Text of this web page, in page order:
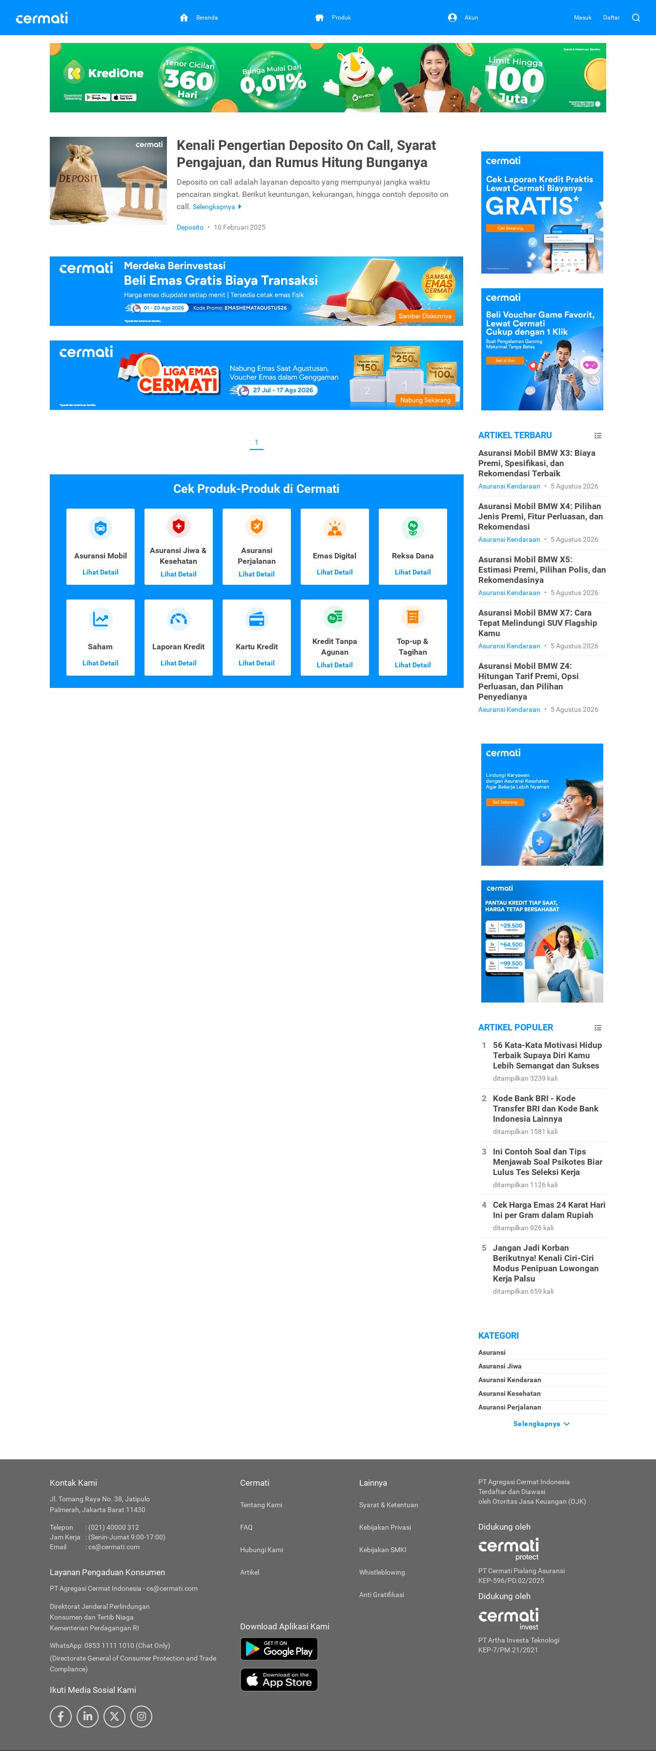
Beranda Produk Akun Masuk Daftar
Kenali Pengertian Deposito On Call, Syarat
Pengajuan, dan Rumus Hitung Bunganya
Deposito on call adalah layanan deposito yang mempunyai jangka waktu
pencairan singkat. Berikut keuntungan, kekurangan, hingga contoh deposito on
call. Selengkapnya
Deposito • 10 Februari 2025
1
Cek Produk-Produk di Cermati
Asuransi Mobil
Lihat Detail
Asuransi Jiwa &
Kesehatan
Lihat Detail
Asuransi
Perjalanan
Lihat Detail
Emas Digital
Lihat Detail
Reksa Dana
Lihat Detail
Saham
Lihat Detail
Laporan Kredit
Lihat Detail
Kartu Kredit
Lihat Detail
Kredit Tanpa
Agunan
Lihat Detail
Top-up &
Tagihan
Lihat Detail
ARTIKEL TERBARU
Asuransi Mobil BMW X3: Biaya
Premi, Spesifikasi, dan
Rekomendasi Terbaik
Asuransi Kendaraan • 5 Agustus 2026
Asuransi Mobil BMW X4: Pilihan
Jenis Premi, Fitur Perluasan, dan
Rekomendasi
Asuransi Kendaraan • 5 Agustus 2026
Asuransi Mobil BMW X5:
Estimasi Premi, Pilihan Polis, dan
Rekomendasinya
Asuransi Kendaraan • 5 Agustus 2026
Asuransi Mobil BMW X7: Cara
Tepat Melindungi SUV Flagship
Kamu
Asuransi Kendaraan • 5 Agustus 2026
Asuransi Mobil BMW Z4:
Hitungan Tarif Premi, Opsi
Perluasan, dan Pilihan
Penyedianya
Asuransi Kendaraan • 5 Agustus 2026
ARTIKEL POPULER
56 Kata-Kata Motivasi Hidup
Terbaik Supaya Diri Kamu
Lebih Semangat dan Sukses
ditampilkan 3239 kali
Kode Bank BRI - Kode
Transfer BRI dan Kode Bank
Indonesia Lainnya
ditampilkan 1581 kali
Ini Contoh Soal dan Tips
Menjawab Soal Psikotes Biar
Lulus Tes Seleksi Kerja
ditampilkan 1126 kali
Cek Harga Emas 24 Karat Hari
Ini per Gram dalam Rupiah
ditampilkan 926 kali
Jangan Jadi Korban
Berikutnya! Kenali Ciri-Ciri
Modus Penipuan Lowongan
Kerja Palsu
ditampilkan 659 kali
KATEGORI
Asuransi
Asuransi Jiwa
Asuransi Kendaraan
Asuransi Kesehatan
Asuransi Perjalanan
Selengkapnya
Kontak Kami
Jl. Tomang Raya No. 38, Jatipulo
Palmerah, Jakarta Barat 11430
Telepon
: (021) 40000 312
Jam Kerja
: (Senin-Jumat 9:00-17:00)
Email
:cs@cermati.com
Layanan Pengaduan Konsumen
PT Agregasi Cermat Indonesia - cs@cermati.com
Direktorat Jenderal Perlindungan
Konsumen dan Tertib Niaga
Kementerian Perdagangan RI
WhatsApp: 0853 1111 1010 (Chat Only)
(Directorate General of Consumer Protection and Trade
Compliance)
Ikuti Media Sosial Kami
Cermati
Tentang Kami
FAQ
Hubungi Kami
Artikel
Lainnya
Syarat & Ketentuan
Kebijakan Privasi
Kebijakan SMKI
Whistleblowing
Anti Gratifikasi
Download Aplikasi Kami
PT Agregasi Cermat Indonesia
Terdaftar dan Diawasi
oleh Otoritas Jasa Keuangan (OJK)
Didukung oleh
PT Cermati Pialang Asuransi
KEP-596/PD.02/2025
Didukung oleh
PT Artha Investa Teknologi
KEP-7/PM.21/2021